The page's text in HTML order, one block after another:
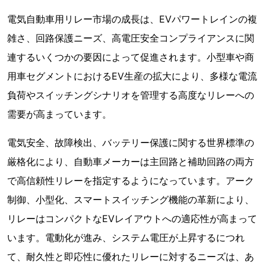
電気自動車用リレー市場の成長は、EVパワートレインの複
雑さ、回路保護ニーズ、高電圧安全コンプライアンスに関
連するいくつかの要因によって促進されます。小型車や商
用車セグメントにおけるEV生産の拡大により、多様な電流
負荷やスイッチングシナリオを管理する高度なリレーへの
需要が高まっています。
電気安全、故障検出、バッテリー保護に関する世界標準の
厳格化により、自動車メーカーは主回路と補助回路の両方
で高信頼性リレーを指定するようになっています。アーク
制御、小型化、スマートスイッチング機能の革新により、
リレーはコンパクトなEVレイアウトへの適応性が高まって
います。電動化が進み、システム電圧が上昇するにつれ
て、耐久性と即応性に優れたリレーに対するニーズは、あ